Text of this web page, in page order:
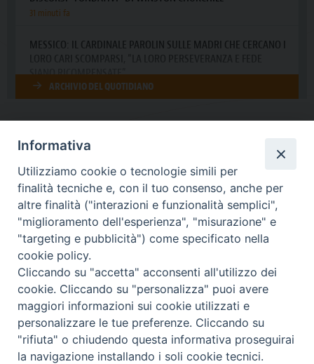
DIOCESI SUBURBICARIA DI ALBANO
Contatti:Tel.: 06.93268401 - Fax.: 06.9323844
E-mail:curia@diocesidialbano.it
Orari: dal Lunedì al Venerdì Ore: 9:00 - 13:00
Lunedì, Mercoledì e Venerdì, Ore 9:30 - 12:30
Diocesi Suburbicaria di Albano
Copyright © 2021
Informativa
Utilizziamo cookie o tecnologie simili per
finalità tecniche e, con il tuo consenso, anche per
altre finalità ("interazioni e funzionalità semplici",
"miglioramento dell'esperienza", "misurazione" e
"targeting e pubblicità") come specificato nella
cookie policy.
Cliccando su "accetta" acconsenti all'utilizzo dei
cookie. Cliccando su "personalizza" puoi avere
maggiori informazioni sui cookie utilizzati e
personalizzare le tue preferenze. Cliccando su
"rifiuta" o chiudendo questa informativa proseguirai
la navigazione installando i soli cookie tecnici.